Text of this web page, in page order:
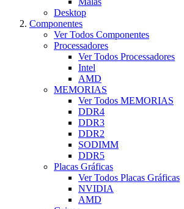
Desktop
Componentes
Ver Todos Componentes
Processadores
Ver Todos Processadores
Intel
AMD
MEMORIAS
Ver Todos MEMORIAS
DDR4
DDR3
DDR2
SODIMM
DDR5
Placas Gráficas
Ver Todos Placas Gráficas
NVIDIA
AMD